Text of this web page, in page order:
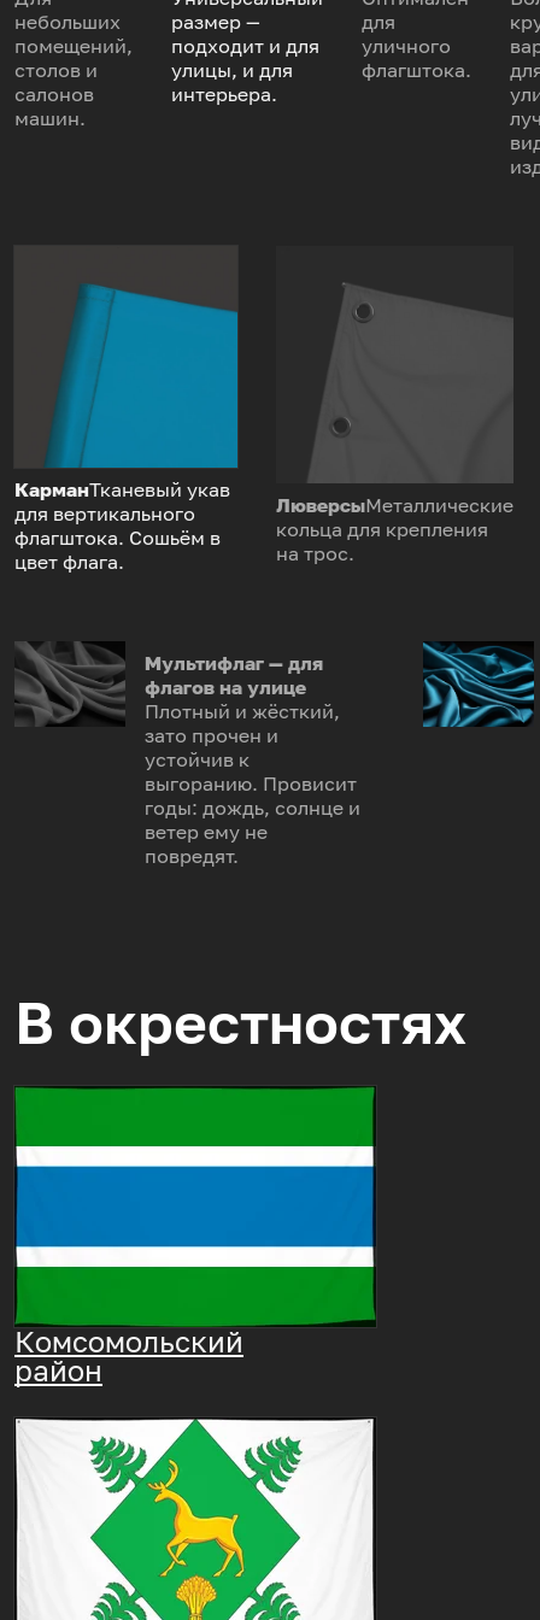
небольших
помещений,
столов и
салонов
машин.
размер —
подходит и для
улицы, и для
интерьера.
для
уличного
флагштока.
КарманТканевый укав
для вертикального
флагштока. Сошьём в
цвет флага.
ЛюверсыМеталлические
кольца для крепления
на трос.
Мультифлаг — для
флагов на улице
Плотный и жёсткий,
зато прочен и
устойчив к
выгоранию. Провисит
годы: дождь, солнце и
ветер ему не
повредят.
В окрестностях
Комсомольский
район